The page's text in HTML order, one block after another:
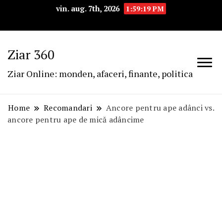
vin. aug. 7th, 2026 1:59:20 PM
Ziar 360
Ziar Online: monden, afaceri, finante, politica
Home Recomandari
Ancore pentru ape adânci vs.
ancore pentru ape de mică adâncime